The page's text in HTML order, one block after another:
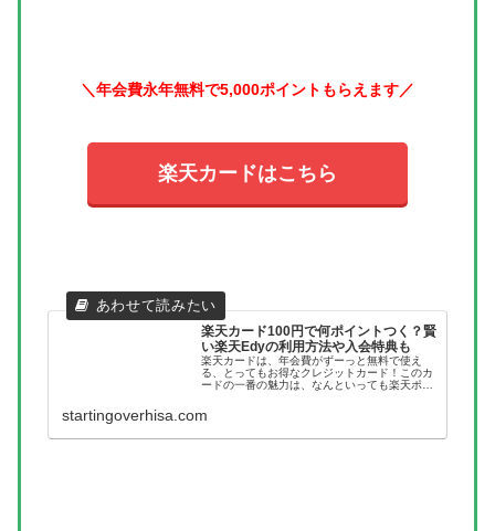
＼年会費永年無料で5,000ポイントもらえます／
楽天カードはこちら
楽天カード100円で何ポイントつく？賢
い楽天Edyの利用方法や入会特典も
楽天カードは、年会費がずーっと無料で使え
る、とってもお得なクレジットカード！このカ
ードの一番の魅力は、なんといっても楽天ポイ
加算されるんですよね。しかも、...
startingoverhisa.com